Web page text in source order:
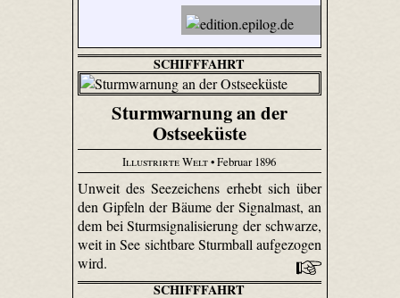
SCHIFFFAHRT
Sturmwarnung an der
Ostseeküste
Illustrirte Welt• Februar 1896
Unweit des Seezeichens erhebt sich über
den Gipfeln der Bäume der Signalmast, an
dem bei Sturmsignalisierung der schwarze,
weit in See sichtbare Sturmball aufgezogen
wird.
SCHIFFFAHRT